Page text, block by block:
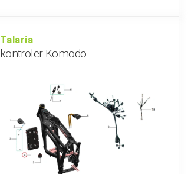
Talaria
kontroler Komodo